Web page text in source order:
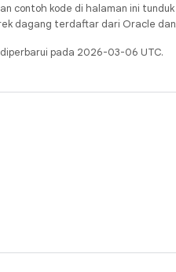
contoh kode di halaman ini
dagang terdaftar dari Oracle
pada 2026-03-06 UTC.